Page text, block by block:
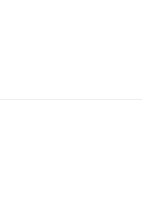
Tafel en 4 armleunstoelen,
Tafel en 4 stoelen,